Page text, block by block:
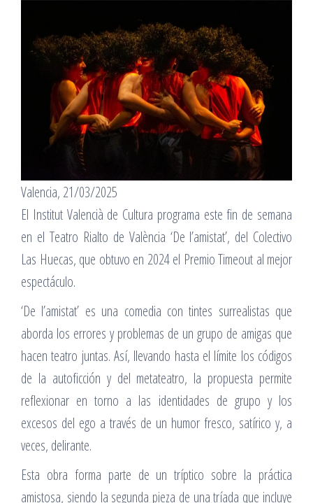
Valencia, 21/03/2025
El Institut Valencià de Cultura programa este fin de semana
en el Teatro Rialto de València ‘De l’amistat’, del Colectivo
Las Huecas, que obtuvo en 2024 el Premio Timeout al mejor
espectáculo.
‘De l’amistat’ es una comedia con tintes surrealistas que
aborda los errores y problemas de un grupo de amigas que
hacen teatro juntas. Así, llevando hasta el límite los códigos
de la autoficción y del metateatro, la propuesta permite
reflexionar en torno a las identidades de grupo y los
excesos del ego a través de un humor fresco, satírico y, a
veces, delirante.
Esta obra forma parte de un tríptico sobre la práctica
amistosa, siendo la segunda pieza de una tríada que incluye